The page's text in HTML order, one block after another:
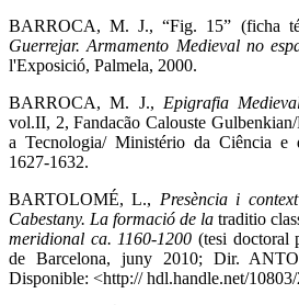
BARROCA, M. J., “Fig. 15” (ficha
Guerrejar. Armamento Medieval no
l'Exposició, Palmela, 2000.
BARROCA, M. J., Epigrafia
vol.II, 2, Fandacão Calouste
a Tecnologia/ Ministério da Ciência e
1627-1632.
BARTOLOMÉ, L., Presència i
Cabestany. La formació de la traditio
meridional ca. 1160-1200 (tesi doctoral
de Barcelona, juny 2010; Dir.
Disponible: <http:// hdl.handle.net/